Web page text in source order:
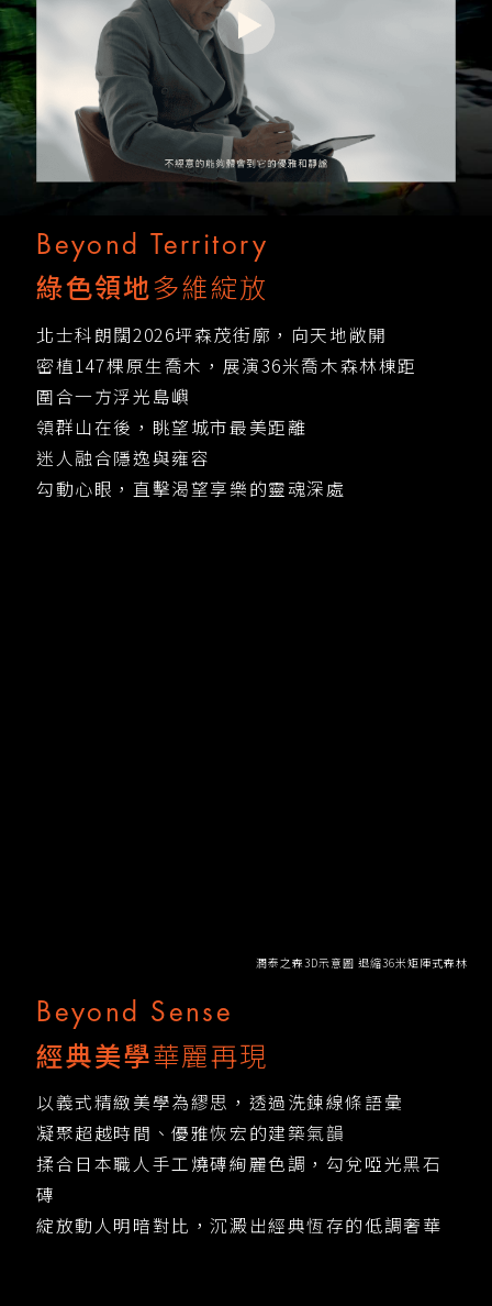
潤泰之森3D示意圖 退縮36米矩陣式森林
Beyond Territory
綠色領地多維綻放
北士科朗闊2026坪森茂街廓，向天地敞開
密植147棵原生喬木，展演36米喬木森林棟距
圍合一方浮光島嶼
領群山在後，眺望城市最美距離
迷人融合隱逸與雍容
勾動心眼，直擊渴望享樂的靈魂深處
Beyond Sense
經典美學華麗再現
以義式精緻美學為繆思，透過洗鍊線條語彙
凝聚超越時間、優雅恢宏的建築氣韻
揉合日本職人手工燒磚絢麗色調，勾兌啞光黑石
磚
綻放動人明暗對比，沉澱出經典恆存的低調奢華